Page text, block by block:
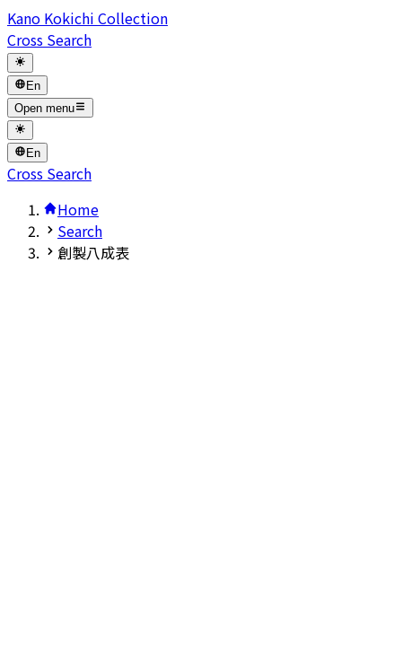
Kano Kokichi Collection
Cross Search
En
Open menu
En
Cross Search
Home
Search
創製八成表